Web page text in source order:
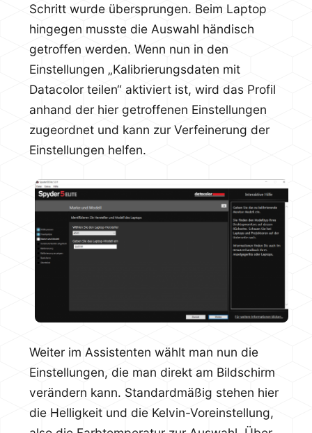
Schritt wurde übersprungen. Beim Laptop
hingegen musste die Auswahl händisch
getroffen werden. Wenn nun in den
Einstellungen „Kalibrierungsdaten mit
Datacolor teilen“ aktiviert ist, wird das Profil
anhand der hier getroffenen Einstellungen
zugeordnet und kann zur Verfeinerung der
Einstellungen helfen.
Weiter im Assistenten wählt man nun die
Einstellungen, die man direkt am Bildschirm
verändern kann. Standardmäßig stehen hier
die Helligkeit und die Kelvin-Voreinstellung,